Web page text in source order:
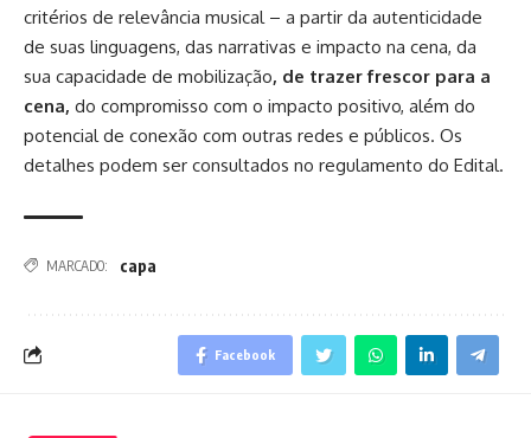
critérios de relevância musical – a partir da autenticidade
de suas linguagens, das narrativas e impacto na cena, da
sua capacidade de mobilização, de trazer frescor para a
cena, do compromisso com o impacto positivo, além do
potencial de conexão com outras redes e públicos. Os
detalhes podem ser consultados no regulamento do Edital.
MARCADO: capa
Facebook